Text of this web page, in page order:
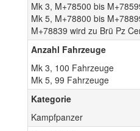
Mk 3, M+78500 bis
Mk 5, M+78800 bis
M+78839 wird zu Brü Pz
Anzahl Fahrzeuge
Mk 3, 100 Fahrzeuge
Mk 5, 99 Fahrzeuge
Kategorie
Kampfpanzer